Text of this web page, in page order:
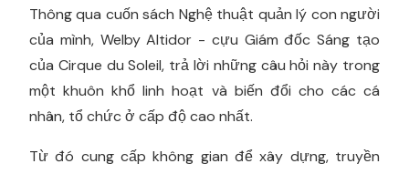
Thông qua cuốn sách Nghệ thuật quản lý con người
của mình, Welby Altidor - cựu Giám đốc Sáng tạo
của Cirque du Soleil, trả lời những câu hỏi này trong
một khuôn khổ linh hoạt và biến đổi cho các cá
nhân, tổ chức ở cấp độ cao nhất.
Từ đó cung cấp không gian để xây dựng, truyền